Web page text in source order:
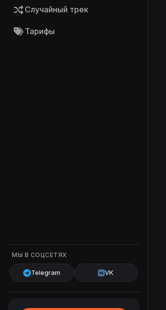
Случайный трек
Тарифы
МЫ В СОЦСЕТЯХ
Telegram VK